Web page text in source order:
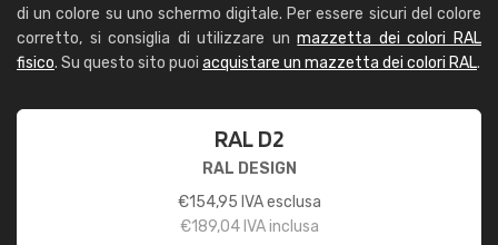
di un colore su uno schermo digitale. Per essere sicuri del colore
corretto, si consiglia di utilizzare unmazzetta dei colori RAL
fisico. Su questo sito puoi acquistare un mazzetta dei colori RAL.
RAL D2
RAL DESIGN
€154,95 IVA esclusa
€189,04IVA inclusa